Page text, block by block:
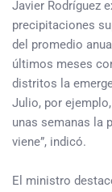
Javier Rodríguez
precipitaciones
del promedio
últimos meses
distritos la
Julio, por
unas semanas la
viene”, indicó.
El ministro